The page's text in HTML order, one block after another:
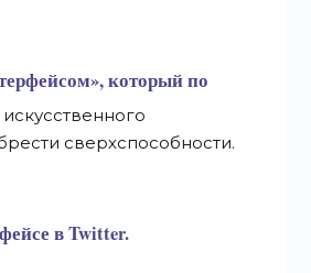
который по
сверхспособности.
в Twitter.